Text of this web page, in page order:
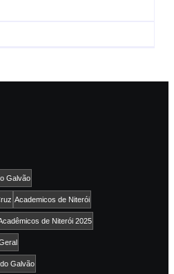
Galvão
Academicos de Niterói
de Niterói 2025
Galvão